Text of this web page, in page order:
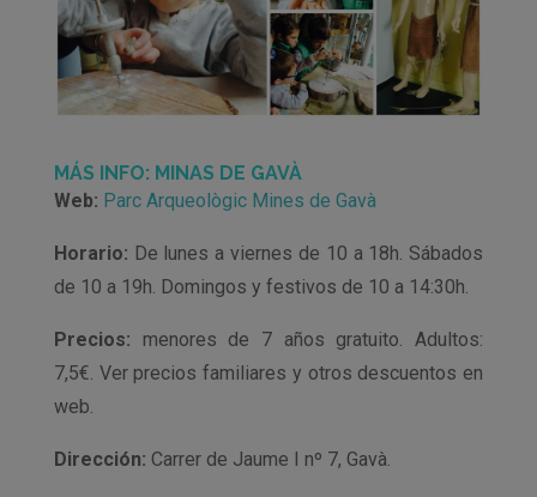
MÁS INFO: MINAS DE GAVÀ
Web: Parc Arqueològic Mines de Gavà
Horario: De lunes a viernes de 10 a 18h. Sábados
de 10 a 19h. Domingos y festivos de 10 a 14:30h.
Precios: menores de 7 años gratuito. Adultos:
7,5€. Ver precios familiares y otros descuentos en
web.
Dirección: Carrer de Jaume I nº 7, Gavà.